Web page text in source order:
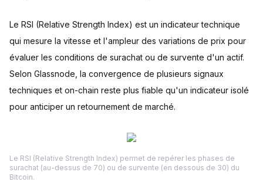
Le RSI (Relative Strength Index) est un indicateur technique
qui mesure la vitesse et l'ampleur des variations de prix pour
évaluer les conditions de surachat ou de survente d'un actif.
Selon Glassnode, la convergence de plusieurs signaux
techniques et on-chain reste plus fiable qu'un indicateur isolé
pour anticiper un retournement de marché.
Le RSI (Relative Strength Index) permet de repérer les phases de
surachat (au-dessus de 70) ou de survente (en dessous de 30) du
Bitcoin.